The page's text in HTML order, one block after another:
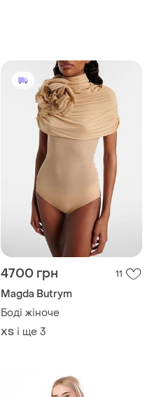
4700 грн 11
Magda Butrym
Боді жіноче
ХS і ще 3